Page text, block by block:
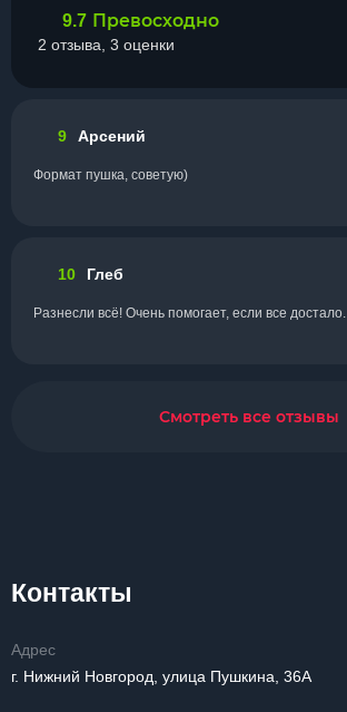
9.7 Превосходно
2 отзыва, 3 оценки
9 Арсений
Формат пушка, советую)
10 Глеб
Разнесли всё! Очень помогает, если все достало.
Смотреть все отзывы
Контакты
Адрес
г. Нижний Новгород, улица Пушкина, 36А